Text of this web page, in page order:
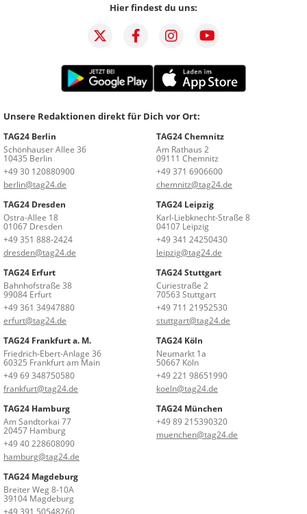
Hier findest du uns:
Unsere Redaktionen direkt für Dich vor Ort:
TAG24 Berlin
Schönhauser Allee 36
10435 Berlin
+49 30 120880900
berlin@tag24.de
TAG24 Chemnitz
Am Rathaus 2
09111 Chemnitz
+49 371 6906600
chemnitz@tag24.de
TAG24 Dresden
Ostra-Allee 18
01067 Dresden
+49 351 888-2424
dresden@tag24.de
TAG24 Leipzig
Karl-Liebknecht-Straße 8
04107 Leipzig
+49 341 24250430
leipzig@tag24.de
TAG24 Erfurt
Bahnhofstraße 38
99084 Erfurt
+49 361 34947880
erfurt@tag24.de
TAG24 Stuttgart
Curiestraße 2
70563 Stuttgart
+49 711 21952530
stuttgart@tag24.de
TAG24 Frankfurt a. M.
Friedrich-Ebert-Anlage 36
60325 Frankfurt am Main
+49 69 348750580
frankfurt@tag24.de
TAG24 Köln
Neumarkt 1a
50667 Köln
+49 221 98651990
koeln@tag24.de
TAG24 Hamburg
Am Sandtorkai 77
20457 Hamburg
+49 40 228608090
hamburg@tag24.de
TAG24 München
+49 89 215390320
muenchen@tag24.de
TAG24 Magdeburg
Breiter Weg 8-10A
39104 Magdeburg
+49 391 50548260